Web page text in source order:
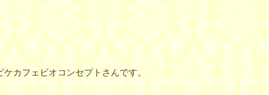
カフェビオコンセプトさんです。